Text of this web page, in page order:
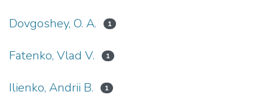
Dovgoshey, O. A. 1
Fatenko, Vlad V. 1
Ilienko, Andrii B. 1